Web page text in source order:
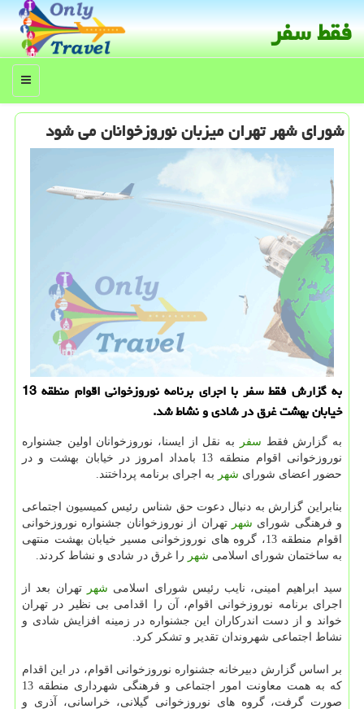
فقط سفر
منو
شورای شهر تهران میزبان نوروزخوانان می شود
به گزارش فقط سفر با اجرای برنامه نوروزخوانی اقوام منطقه 13
خیابان بهشت غرق در شادی و نشاط شد.
به گزارش فقط سفر
به نقل از ایسنا، نوروزخوانان اولین جشنواره
نوروزخوانی اقوام منطقه 13 بامداد امروز در خیابان بهشت و در
حضور اعضای شورای شهر به اجرای برنامه پرداختند.
بنابراین گزارش به دنبال دعوت حق شناس رئیس كمیسیون اجتماعی
و فرهنگی شورای شهر تهران از نوروزخوانان جشنواره نوروزخوانی
اقوام منطقه 13، گروه های نوروزخوانی مسیر خیابان بهشت منتهی
به ساختمان شورای اسلامی شهر را غرق در شادی و نشاط كردند.
سید ابراهیم امینی، نایب رئیس شورای اسلامی شهر
تهران بعد از
اجرای برنامه نوروزخوانی اقوام، آن را اقدامی بی نظیر در تهران
خواند و از دست اندركاران این جشنواره در زمینه افزایش شادی و
نشاط اجتماعی شهروندان تقدیر و تشكر كرد.
بر اساس گزارش دبیرخانه جشنواره نوروزخوانی اقوام، در این اقدام
كه به همت معاونت امور اجتماعی و فرهنگی شهرداری منطقه 13
صورت گرفت، گروه های نوروزخوانی گیلانی، خراسانی، آذری و